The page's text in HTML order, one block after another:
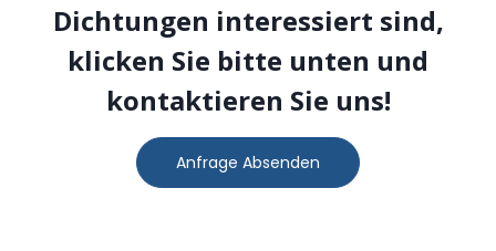
Graphit-
Dichtungen ›
KUPFER
Dichtungen interessiert sind,
klicken Sie bitte unten und
kontaktieren Sie uns!
Anfrage Absenden